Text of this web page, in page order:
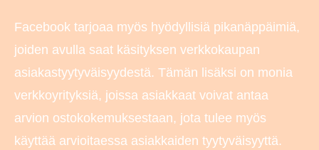
Facebook tarjoaa myös hyödyllisiä pikanäppäimiä,
joiden avulla saat käsityksen verkkokaupan
asiakastyytyväisyydestä. Tämän lisäksi on monia
verkkoyrityksiä, joissa asiakkaat voivat antaa
arvion ostokokemuksestaan, jota tulee myös
käyttää arvioitaessa asiakkaiden tyytyväisyyttä.